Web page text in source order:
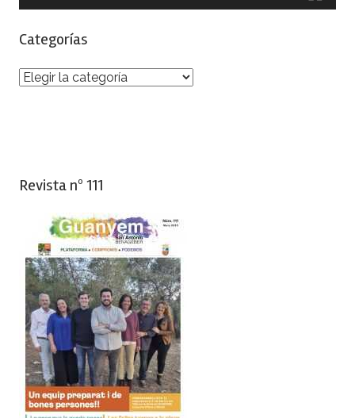
Categorías
Categorías
Revista nº 111